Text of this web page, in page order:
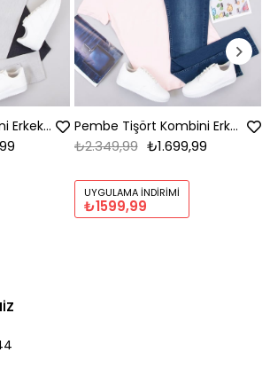
Füme Tişört Kombini Erkek | Slim Fit Şık Komple Set Pembe Tişört Kombini Erkek | Slim Fit Şık Komple Set
₺1.699,99
₺2.349,99
UYGULAMA İNDIRIMI
₺1599,99